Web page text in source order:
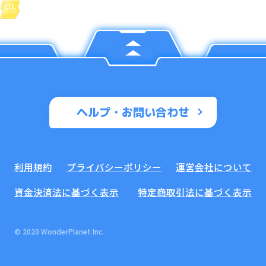
ヘルプ・お問い合わせ
利用規約 プライバシーポリシー
運営会社について
資金決済法に基づく表示
特定商取引法に基づく表示
© 2020 WonderPlanet Inc.